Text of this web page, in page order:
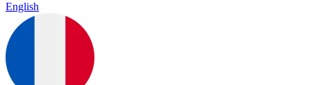
English